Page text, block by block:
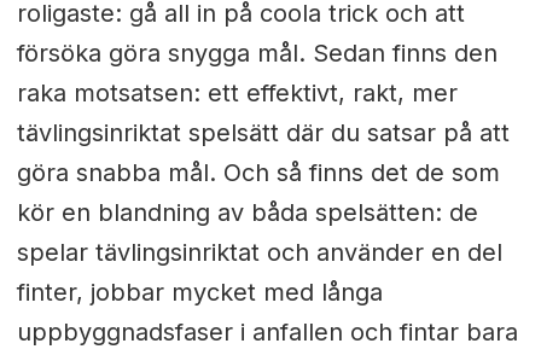
roligaste: gå all in på coola trick och att
försöka göra snygga mål. Sedan finns den
raka motsatsen: ett effektivt, rakt, mer
tävlingsinriktat spelsätt där du satsar på att
göra snabba mål. Och så finns det de som
kör en blandning av båda spelsätten: de
spelar tävlingsinriktat och använder en del
finter, jobbar mycket med långa
uppbyggnadsfaser i anfallen och fintar bara